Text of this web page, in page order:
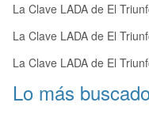
La Clave LADA de El
La Clave LADA de El
La Clave LADA de El
Lo más